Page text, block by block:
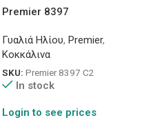
Premier 8397
Γυαλιά Ηλίου, Premier,
Κοκκάλινα
SKU: Premier 8397 C2
In stock
Login to see prices